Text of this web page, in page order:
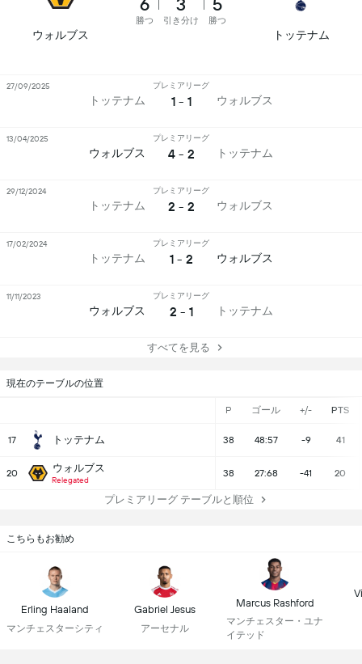
現在のテーブルの位置
P ゴール +/- PTS
17 トッテナム 38 48:57 -9 41
20 ウォルブス
Relegated
38 27:68 -41 20
プレミアリーグ テーブルと順位
ウォルブス
6
勝つ
3
引き分け
5
勝つ
トッテナム
トッテナム
プレミアリーグ
1 - 1 ウォルブス
27/09/2025
ウォルブス
プレミアリーグ
4 - 2 トッテナム
13/04/2025
トッテナム
プレミアリーグ
2 - 2 ウォルブス
29/12/2024
トッテナム
プレミアリーグ
1 - 2 ウォルブス
17/02/2024
ウォルブス
プレミアリーグ
2 - 1 トッテナム
11/11/2023
すべてを見る
こちらもお勧め
Erling Haaland
マンチェスターシティ
Gabriel Jesus
アーセナル
Marcus Rashford
マンチェスター・ユナ
イテッド